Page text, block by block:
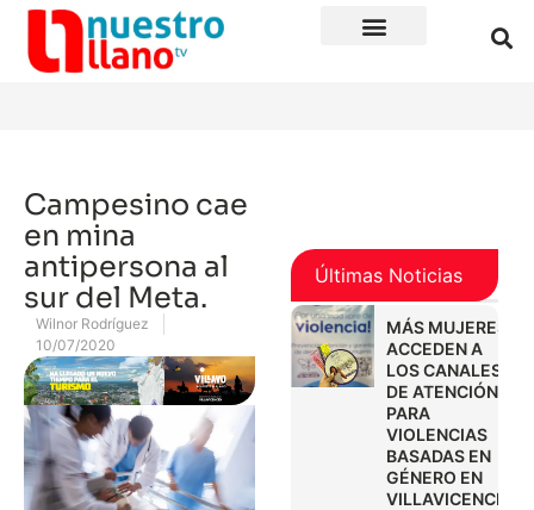
Campesino cae
en mina
antipersona al
sur del Meta.
Wilnor Rodríguez
10/07/2020
Últimas Noticias
MÁS MUJERES
ACCEDEN A
LOS CANALES
DE ATENCIÓN
PARA
VIOLENCIAS
BASADAS EN
GÉNERO EN
VILLAVICENCIO